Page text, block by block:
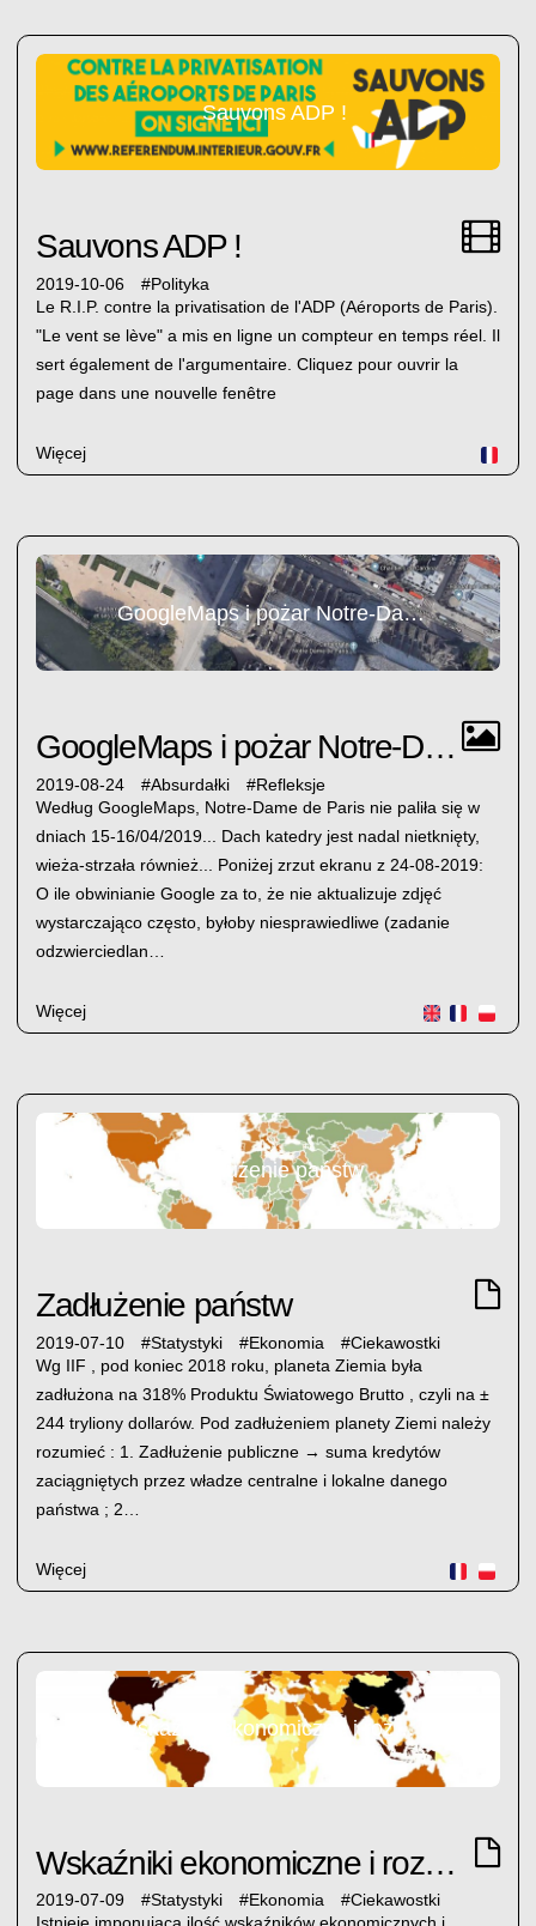
Sauvons ADP !
Sauvons ADP !
2019-10-06 #Polityka
Le R.I.P. contre la privatisation de l'ADP (Aéroports de Paris).
"Le vent se lève" a mis en ligne un compteur en temps réel. Il
sert également de l'argumentaire. Cliquez pour ouvrir la
page dans une nouvelle fenêtre
Więcej
GoogleMaps i pożar Notre-Dame w Paryżu
GoogleMaps i pożar Notre-Dame w Paryżu
2019-08-24 #Absurdałki #Refleksje
Według GoogleMaps, Notre-Dame de Paris nie paliła się w
dniach 15-16/04/2019... Dach katedry jest nadal nietknięty,
wieża-strzała również... Poniżej zrzut ekranu z 24-08-2019:
O ile obwinianie Google za to, że nie aktualizuje zdjęć
wystarczająco często, byłoby niesprawiedliwe (zadanie
odzwierciedlan…
Więcej
Zadłużenie państw
Zadłużenie państw
2019-07-10 #Statystyki #Ekonomia #Ciekawostki
Wg IIF , pod koniec 2018 roku, planeta Ziemia była
zadłużona na 318% Produktu Światowego Brutto , czyli na ±
244 tryliony dollarów. Pod zadłużeniem planety Ziemi należy
rozumieć : 1. Zadłużenie publiczne → suma kredytów
zaciągniętych przez władze centralne i lokalne danego
państwa ; 2…
Więcej
Wskaźniki ekonomiczne i rozwojowe
Wskaźniki ekonomiczne i rozwojowe
2019-07-09 #Statystyki #Ekonomia #Ciekawostki